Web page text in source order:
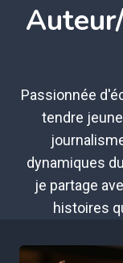
Passionnée
tendre
dynamiques
je partage
histoires